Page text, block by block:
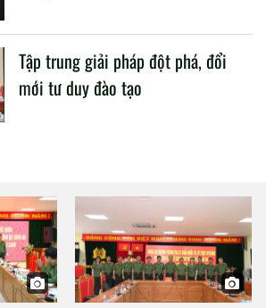
Tập trung giải pháp đột phá, đổi
mới tư duy đào tạo